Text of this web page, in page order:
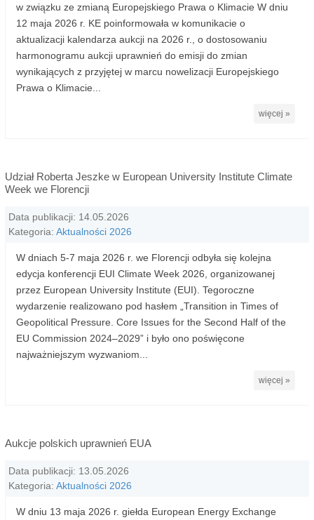
w związku ze zmianą Europejskiego Prawa o Klimacie W dniu
12 maja 2026 r. KE poinformowała w komunikacie o
aktualizacji kalendarza aukcji na 2026 r., o dostosowaniu
harmonogramu aukcji uprawnień do emisji do zmian
wynikających z przyjętej w marcu nowelizacji Europejskiego
Prawa o Klimacie...
więcej »
Udział Roberta Jeszke w European University Institute Climate
Week we Florencji
Data publikacji: 14.05.2026
Kategoria: Aktualności 2026
W dniach 5-7 maja 2026 r. we Florencji odbyła się kolejna
edycja konferencji EUI Climate Week 2026, organizowanej
przez European University Institute (EUI). Tegoroczne
wydarzenie realizowano pod hasłem „Transition in Times of
Geopolitical Pressure. Core Issues for the Second Half of the
EU Commission 2024–2029” i było ono poświęcone
najważniejszym wyzwaniom...
więcej »
Aukcje polskich uprawnień EUA
Data publikacji: 13.05.2026
Kategoria: Aktualności 2026
W dniu 13 maja 2026 r. giełda European Energy Exchange